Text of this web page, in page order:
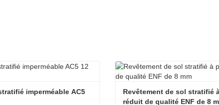
imperméable AC5
Revêtement de sol stratifié
réduit de qualité ENF de 8